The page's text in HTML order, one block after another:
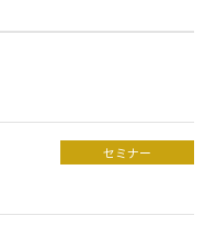
セミナー